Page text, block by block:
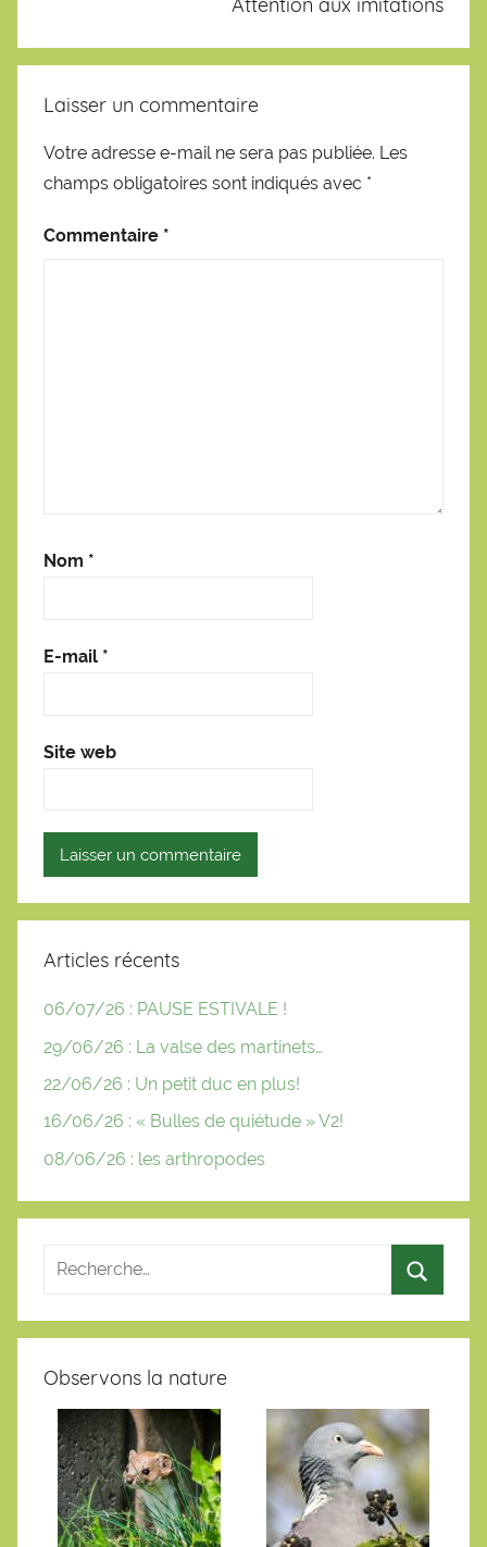
Laisser un commentaire
Votre adresse e-mail ne sera pas publiée. Les
champs obligatoires sont indiqués avec *
Commentaire *
Nom *
E-mail *
Site web
Articles récents
06/07/26 : PAUSE ESTIVALE !
29/06/26 : La valse des martinets…
22/06/26 : Un petit duc en plus!
16/06/26 : « Bulles de quiétude » V2!
08/06/26 : les arthropodes
Observons la nature